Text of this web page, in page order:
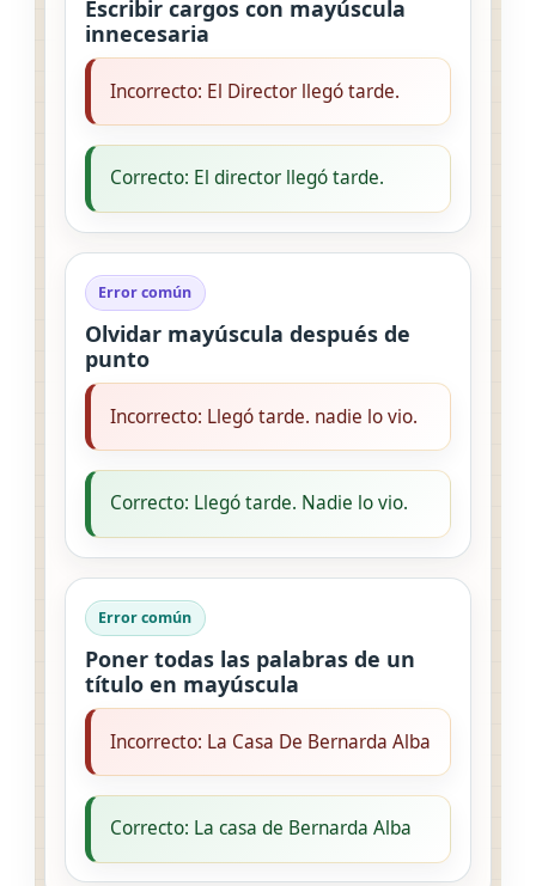
Escribir cargos con mayúscula
innecesaria
Incorrecto: El Director llegó tarde.
Correcto: El director llegó tarde.
Error común
Olvidar mayúscula después de
punto
Incorrecto: Llegó tarde. nadie lo vio.
Correcto: Llegó tarde. Nadie lo vio.
Error común
Poner todas las palabras de un
título en mayúscula
Incorrecto: La Casa De Bernarda Alba
Correcto: La casa de Bernarda Alba